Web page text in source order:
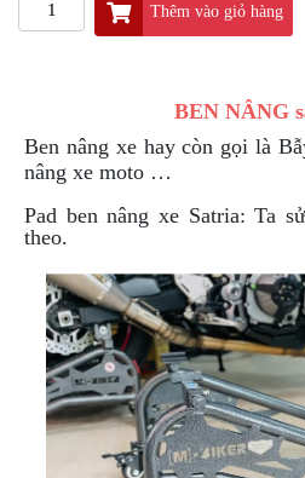
CẢNG
CHƠI
XE
PHỤ
KIỆN
XSR
ÁO
MƯA
GIVI
GĂNG
TAY
MOTO
Thêm vào giỏ hàng
BEN NÂNG
Ben nâng xe hay còn gọi là
nâng xe moto …
Pad ben nâng xe Satria: Ta
theo.